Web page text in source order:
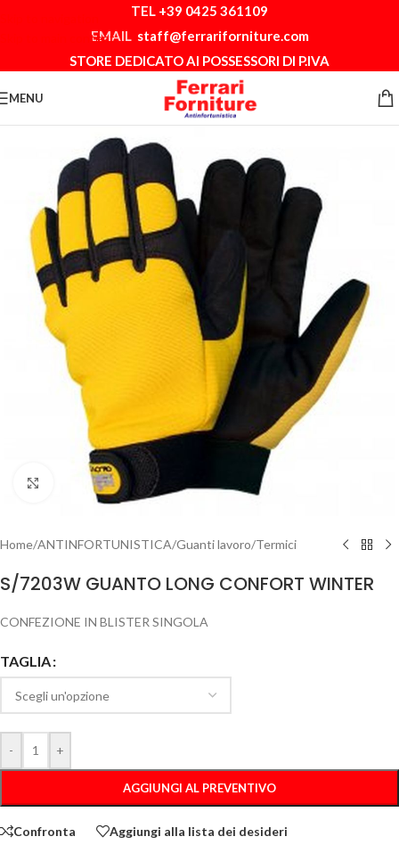
Skip to main content
TEL +39 0425 361109
EMAIL staff@ferrariforniture.com
STORE DEDICATO AI POSSESSORI DI P.IVA
MENU
Clicca per ingrandire
Home/ANTINFORTUNISTICA/Guanti lavoro/Termici
S/7203W GUANTO LONG CONFORT WINTER
CONFEZIONE IN BLISTER SINGOLA
TAGLIA
- +
AGGIUNGI AL PREVENTIVO
Confronta Aggiungi alla lista dei desideri